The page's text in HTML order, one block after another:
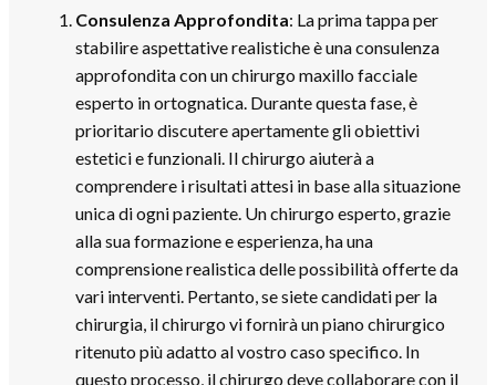
Consulenza Approfondita: La prima tappa per
stabilire aspettative realistiche è una consulenza
approfondita con un chirurgo maxillo facciale
esperto in ortognatica. Durante questa fase, è
prioritario discutere apertamente gli obiettivi
estetici e funzionali. Il chirurgo aiuterà a
comprendere i risultati attesi in base alla situazione
unica di ogni paziente. Un chirurgo esperto, grazie
alla sua formazione e esperienza, ha una
comprensione realistica delle possibilità offerte da
vari interventi. Pertanto, se siete candidati per la
chirurgia, il chirurgo vi fornirà un piano chirurgico
ritenuto più adatto al vostro caso specifico. In
questo processo, il chirurgo deve collaborare con il